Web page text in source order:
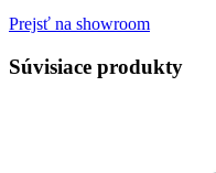
Prejsť na showroom
Súvisiace produkty